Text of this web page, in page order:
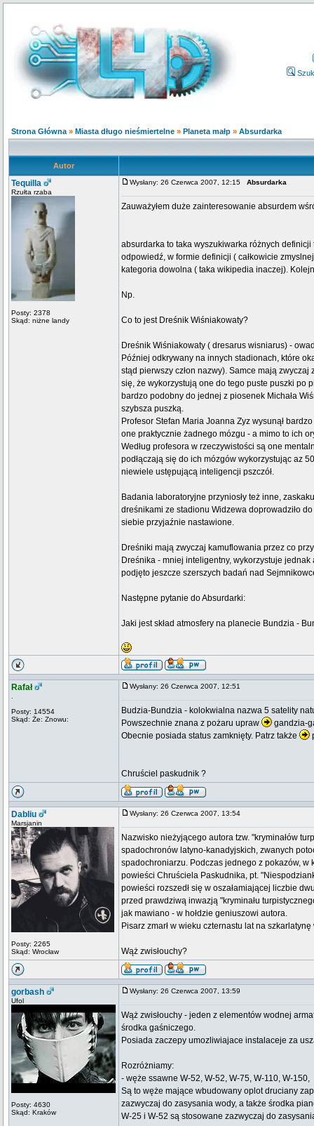
Strona Główna » Miasta długo nieśmiertelne » Planeta małp » Absurdarka
Autor
Tequilla
Rzułta rzaba
Posty: 2378
Skąd: niżne landy
Wysłany: 26 Czerwca 2007, 12:15 Absurdarka
Zauważyłem duże zainteresowanie absurdem
absurdarka to taka wyszukiwarka różnych
odpowiedź, w formie definicji ( całkowicie
kategoria dowolna ( taka wikipedia inaczej).
Np.
Co to jest Dreśnik Wiśniakowaty?
Dreśnik Wiśniakowaty ( dresarus wisniarus) -
Później odkrywany na innych stadionach, które
stąd pierwszy człon nazwy). Samce mają
się, że wykorzystują one do tego puste puszki po
bardzo podobny do jednej z piosenek Michała
szybsza puszką.
Profesor Stefan Maria Joanna Zyz wysunął
one praktycznie żadnego mózgu - a mimo to ich
Według profesora w rzeczywistości są one
podłączają się do ich mózgów wykorzystując az
niewiele ustępującą inteligencji pszczół.
Badania laboratoryjne przyniosły też inne,
dreśnikami ze stadionu Widzewa doprowadziło
siebie przyjaźnie nastawione.
Dreśniki mają zwyczaj kamuflowania przez co
Dreśnika - mniej inteligentny, wykorzystuje
podjęto jeszcze szerszych badań nad
Następne pytanie do Absurdarki:
Jaki jest skład atmosfery na planecie Bundzia -
Rafał
Posty: 14554
Skąd: Że: Znowu:
Wysłany: 26 Czerwca 2007, 12:51
Budzia-Bundzia - kolokwialna nazwa 5 satelity
Powszechnie znana z pożaru upraw
gandzia-
Obecnie posiada status zamknięty. Patrz także
Chruściel paskudnik ?
Dabliu
Marsjanin
Posty: 2265
Skąd: Wrocław
Wysłany: 26 Czerwca 2007, 13:54
Nazwisko nieżyjącego autora tzw. "kryminałów
spadochronów latyno-kanadyjskich, zwanych
spadochroniarzu. Podczas jednego z pokazów, w
powieści Chruściela Paskudnika, pt.
powieści rozszedł się w oszałamiającej liczbie
przed prawdziwą inwazją "kryminału
jak mawiano - w hołdzie geniuszowi autora.
Pisarz zmarł w wieku czternastu lat na
Wąż zwisłouchy?
gorbash
Ufol
Posty: 4630
Skąd: Kraków
Wysłany: 26 Czerwca 2007, 13:59
Wąż zwisłouchy - jeden z elementów wodnej
środka gaśniczego.
Posiada zaczepy umozliwiajace instalaceje za
Rozróżniamy:
- węże ssawne W-52, W-52, W-75, W-110, W-150,
Są to węże mające wbudowany oplot druciany
zazwyczaj do zasysania wody, a także środka
W-25 i W-52 są stosowane zazwyczaj do